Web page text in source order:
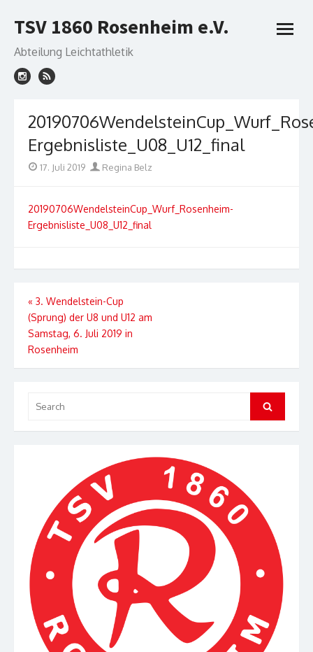
to
TSV 1860 Rosenheim e.V.
Abteilung Leichtathletik
open
Ergebnisliste_U08_U12_final
Posted
17. Juli 2019 Author
Regina Belz
20190706WendelsteinCup_Wurf_Rosenheim-
Ergebnisliste_U08_U12_final
Beitragsnavigation
« 3. Wendelstein-Cup
(Sprung) der U8 und U12 am
Samstag, 6. Juli 2019 in
Rosenheim
for:
Search